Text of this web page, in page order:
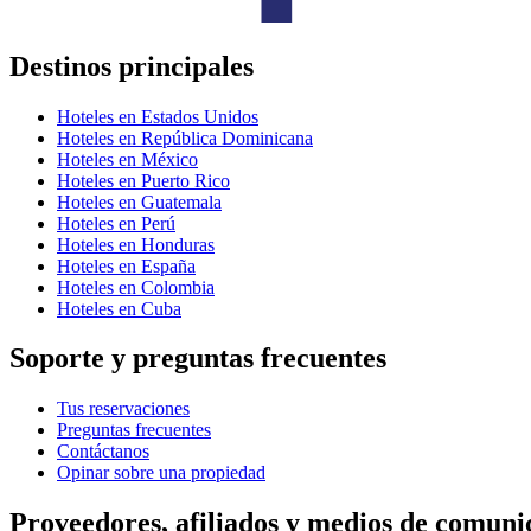
Destinos principales
Hoteles en Estados Unidos
Hoteles en República Dominicana
Hoteles en México
Hoteles en Puerto Rico
Hoteles en Guatemala
Hoteles en Perú
Hoteles en Honduras
Hoteles en España
Hoteles en Colombia
Hoteles en Cuba
Soporte y preguntas frecuentes
Tus reservaciones
Preguntas frecuentes
Contáctanos
Opinar sobre una propiedad
Proveedores, afiliados y medios de